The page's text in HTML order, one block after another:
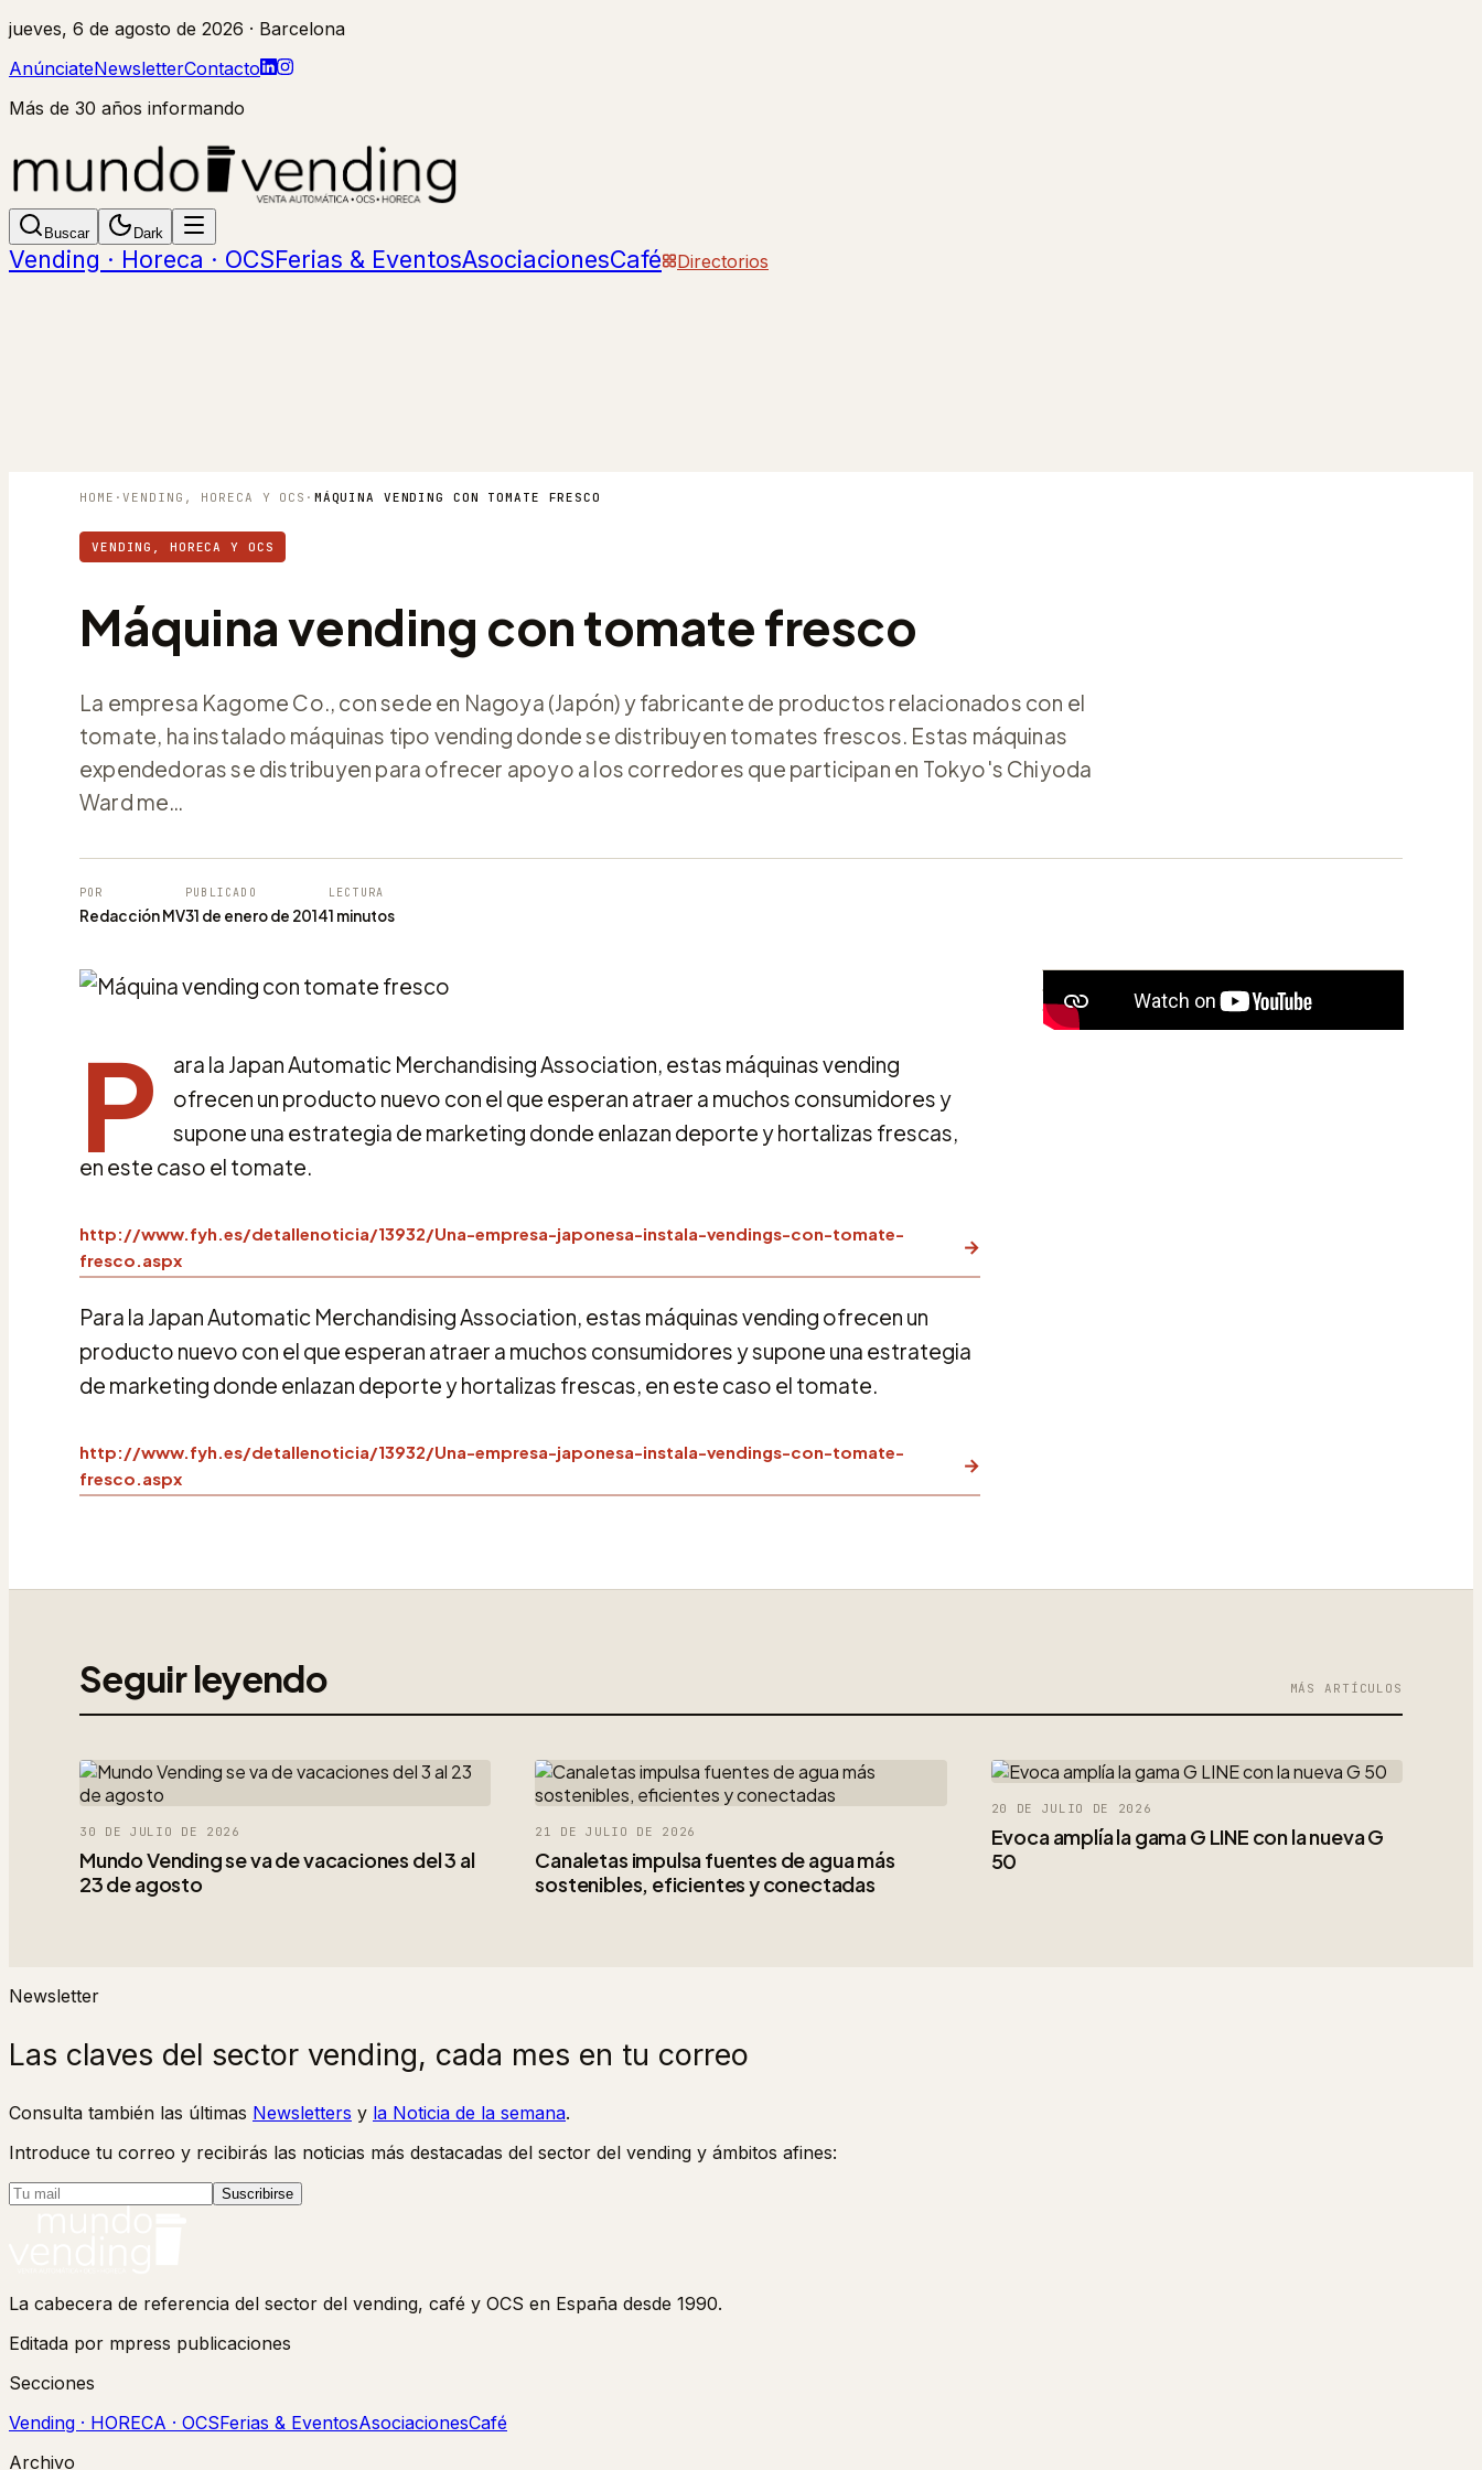
jueves, 6 de agosto de 2026 · Barcelona
AnúnciateNewsletterContacto
Más de 30 años informando
Buscar Dark
Vending · Horeca · OCSFerias & EventosAsociacionesCafé Directorios
HOME ·VENDING, HORECA Y OCS · MÁQUINA VENDING CON TOMATE FRESCO
VENDING, HORECA Y OCS
Máquina vending con tomate fresco
La empresa Kagome Co., con sede en Nagoya (Japón) y fabricante de productos relacionados con el
tomate, ha instalado máquinas tipo vending donde se distribuyen tomates frescos. Estas máquinas
expendedoras se distribuyen para ofrecer apoyo a los corredores que participan en Tokyo's Chiyoda
Ward me…
POR
Redacción MV
PUBLICADO
31 de enero de 2014
LECTURA
1 minutos
P
ara la Japan Automatic Merchandising Association, estas máquinas vending
ofrecen un producto nuevo con el que esperan atraer a muchos consumidores y
supone una estrategia de marketing donde enlazan deporte y hortalizas frescas,
en este caso el tomate.
http://www.fyh.es/detallenoticia/13932/Una-empresa-japonesa-instala-vendings-con-tomate-
fresco.aspx
→
Para la Japan Automatic Merchandising Association, estas máquinas vending ofrecen un
producto nuevo con el que esperan atraer a muchos consumidores y supone una estrategia
de marketing donde enlazan deporte y hortalizas frescas, en este caso el tomate.
http://www.fyh.es/detallenoticia/13932/Una-empresa-japonesa-instala-vendings-con-tomate-
fresco.aspx
→
Seguir leyendo MÁS ARTÍCULOS
30 DE JULIO DE 2026
Mundo Vending se va de vacaciones del 3 al
23 de agosto
21 DE JULIO DE 2026
Canaletas impulsa fuentes de agua más
sostenibles, eficientes y conectadas
20 DE JULIO DE 2026
Evoca amplía la gama G LINE con la nueva G
50
Newsletter
Las claves del sector vending, cada mes en tu correo
Consulta también las últimas Newsletters y la Noticia de la semana.
Introduce tu correo y recibirás las noticias más destacadas del sector del vending y ámbitos afines:
Suscribirse
La cabecera de referencia del sector del vending, café y OCS en España desde 1990.
Editada por mpress publicaciones
Secciones
Vending · HORECA · OCSFerias & EventosAsociacionesCafé
Archivo